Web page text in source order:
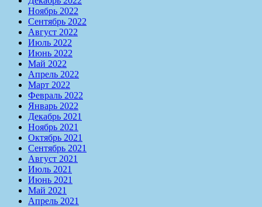
Ноябрь 2022
Сентябрь 2022
Август 2022
Июль 2022
Июнь 2022
Май 2022
Апрель 2022
Март 2022
Февраль 2022
Январь 2022
Декабрь 2021
Ноябрь 2021
Октябрь 2021
Сентябрь 2021
Август 2021
Июль 2021
Июнь 2021
Май 2021
Апрель 2021